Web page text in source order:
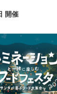
開催